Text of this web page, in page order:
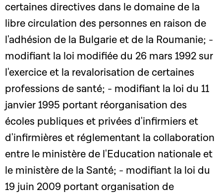
certaines directives dans le domaine de la
libre circulation des personnes en raison de
l'adhésion de la Bulgarie et de la Roumanie; -
modifiant la loi modifiée du 26 mars 1992 sur
l'exercice et la revalorisation de certaines
professions de santé; - modifiant la loi du 11
janvier 1995 portant réorganisation des
écoles publiques et privées d'infirmiers et
d'infirmières et réglementant la collaboration
entre le ministère de l'Education nationale et
le ministère de la Santé; - modifiant la loi du
19 juin 2009 portant organisation de